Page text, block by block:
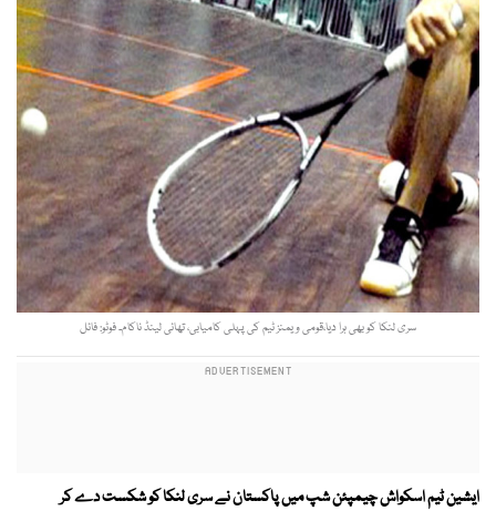
سری لنکا کو بھی ہرا دیا،قومی ویمنز ٹیم کی پہلی کامیابی، تھائی لینڈ ناکام۔ فوٹو: فائل
ایشین ٹیم اسکواش چیمپئن شپ میں پاکستان نے سری لنکا کو شکست دے کر